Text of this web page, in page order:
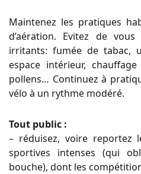
Maintenez les pratiques
d’aération. Evitez de
irritants: fumée de tabac,
espace intérieur, chauffage
pollens… Continuez à
vélo à un rythme modéré.
Tout public :
– réduisez, voire reportez
sportives intenses (qui
bouche), dont les